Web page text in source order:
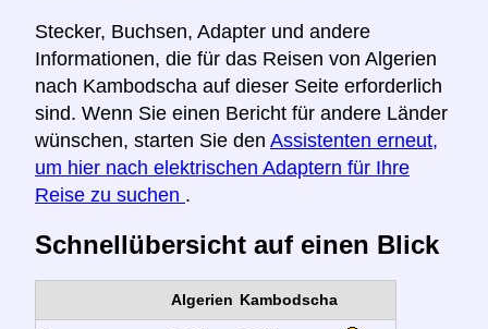
Stecker, Buchsen, Adapter und andere
Informationen, die für das Reisen von Algerien
nach Kambodscha auf dieser Seite erforderlich
sind. Wenn Sie einen Bericht für andere Länder
wünschen, starten Sie den Assistenten erneut,
um hier nach elektrischen Adaptern für Ihre
Reise zu suchen .
Schnellübersicht auf einen Blick
Algerien Kambodscha